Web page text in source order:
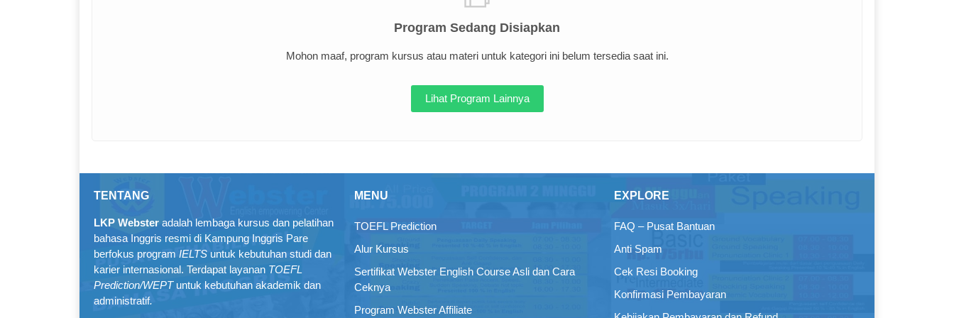
Program Sedang Disiapkan
Mohon maaf, program kursus atau materi untuk kategori ini belum tersedia saat ini.
Lihat Program Lainnya
TENTANG
LKP Webster adalah lembaga kursus dan pelatihan
bahasa Inggris resmi di Kampung Inggris Pare
berfokus program IELTS untuk kebutuhan studi dan
karier internasional. Terdapat layanan TOEFL
Prediction/WEPTuntuk kebutuhan akademik dan
administratif.
MENU
TOEFL Prediction
Alur Kursus
Sertifikat Webster English Course Asli dan Cara
Ceknya
Program Webster Affiliate
EXPLORE
FAQ – Pusat Bantuan
Anti Spam
Cek Resi Booking
Konfirmasi Pembayaran